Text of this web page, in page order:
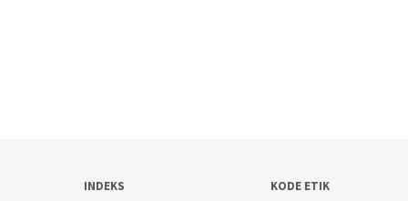
INDEKS
KODE ETIK